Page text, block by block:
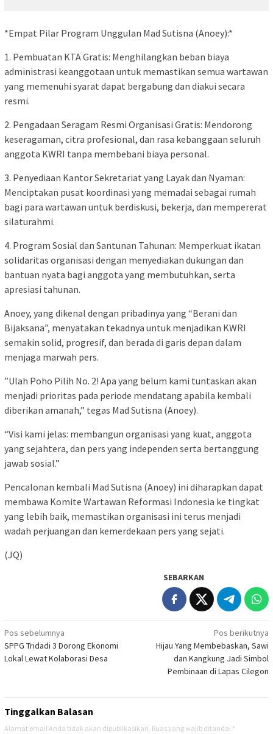
*Empat Pilar Program Unggulan Mad Sutisna (Anoey):*
1. ​Pembuatan KTA Gratis: Menghilangkan beban biaya
administrasi keanggotaan untuk memastikan semua wartawan
yang memenuhi syarat dapat bergabung dan diakui secara
resmi.
2. ​Pengadaan Seragam Resmi Organisasi Gratis: Mendorong
keseragaman, citra profesional, dan rasa kebanggaan seluruh
anggota KWRI tanpa membebani biaya personal.
3. ​Penyediaan Kantor Sekretariat yang Layak dan Nyaman:
Menciptakan pusat koordinasi yang memadai sebagai rumah
bagi para wartawan untuk berdiskusi, bekerja, dan mempererat
silaturahmi.
4. ​Program Sosial dan Santunan Tahunan: Memperkuat ikatan
solidaritas organisasi dengan menyediakan dukungan dan
bantuan nyata bagi anggota yang membutuhkan, serta
apresiasi tahunan.
​Anoey, yang dikenal dengan pribadinya yang “Berani dan
Bijaksana”, menyatakan tekadnya untuk menjadikan KWRI
semakin solid, progresif, dan berada di garis depan dalam
menjaga marwah pers.
​”Ulah Poho Pilih No. 2! Apa yang belum kami tuntaskan akan
menjadi prioritas pada periode mendatang apabila kembali
diberikan amanah,” tegas Mad Sutisna (Anoey).
“Visi kami jelas: membangun organisasi yang kuat, anggota
yang sejahtera, dan pers yang independen serta bertanggung
jawab sosial.”
​Pencalonan kembali Mad Sutisna (Anoey) ini diharapkan dapat
membawa Komite Wartawan Reformasi Indonesia ke tingkat
yang lebih baik, memastikan organisasi ini terus menjadi
wadah perjuangan dan kemerdekaan pers yang sejati.
(JQ)
SEBARKAN
Navigasi
pos
Pos sebelumnya
SPPG Tridadi 3 Dorong Ekonomi
Lokal Lewat Kolaborasi Desa
Pos berikutnya
Hijau Yang Membebaskan, Sawi
dan Kangkung Jadi Simbol
Pembinaan di Lapas Cilegon
Tinggalkan Balasan
Alamat email Anda tidak akan dipublikasikan. Ruas yang wajib ditandai *